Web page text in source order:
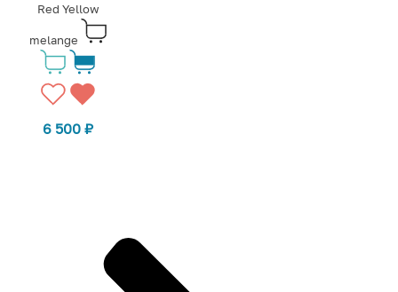
Red Yellow
melange
6 500₽